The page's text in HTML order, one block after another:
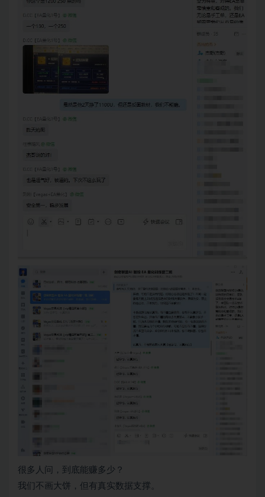
很多人问，到底能赚多少？
我们不画大饼，但有真实数据支撑。